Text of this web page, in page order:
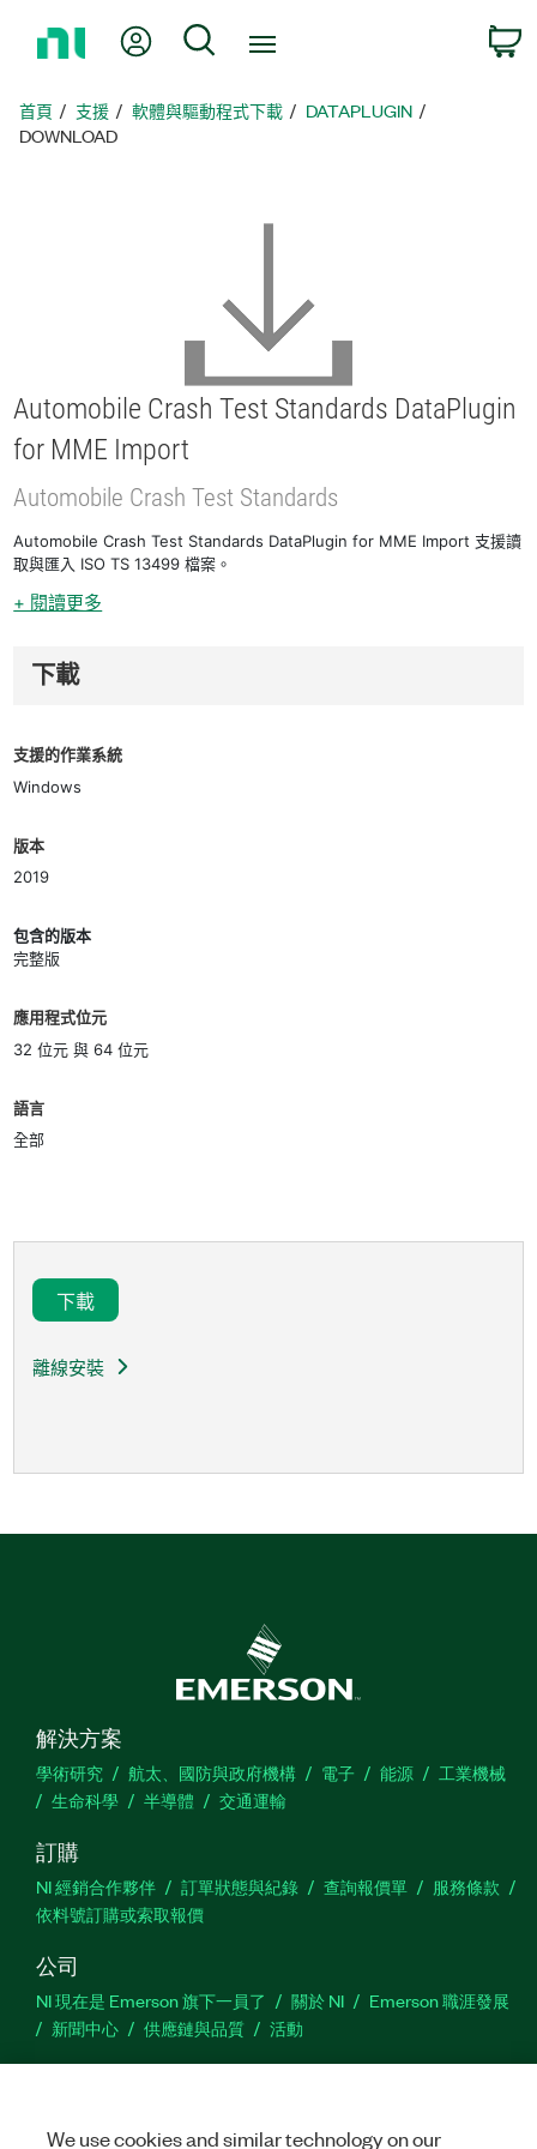
頁
我的帳號 搜尋
首頁 支援 軟體與驅動程式下載
DATAPLUGIN
DOWNLOAD
Automobile Crash Test Standards DataPlugin
for MME Import
Automobile Crash Test Standards
Automobile Crash Test Standards DataPlugin for MME Import 支援讀
取與匯入 ISO TS 13499 檔案。
+ 閱讀更多
下載
支援的作業系統
Windows
版本
2019
包含的版本
完整版
應用程式位元
32 位元 與 64 位元
語言
全部
下載
離線安裝
解決方案
學術研究 航太、國防與政府機構 電子 能源
工業機械
生命科學
半導體 交通運輸
訂購
NI 經銷合作夥伴 訂單狀態與紀錄 查詢報價單
服務條款
依料號訂購或索取報價
公司
NI 現在是 Emerson 旗下一員了 關於 NI
Emerson 職涯發展
新聞中心
供應鏈與品質 活動
站建議
We use cookies and similar technology on our